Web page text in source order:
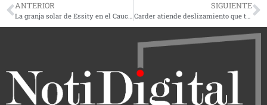
ANTERIOR
La granja solar de Essity en el Cauca se consolida como referente de transición energética tras su primer año de operación
SIGUIENTE
Carder atiende deslizamiento que taponó la quebrada La Cristalina y emite alerta a autoridades en Risaralda